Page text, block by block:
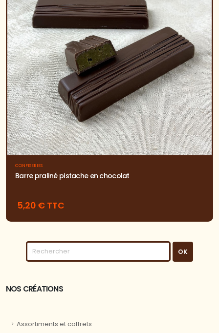
CONFISERIES
Barre praliné pistache en chocolat
5,20 € TTC
NOS CRÉATIONS
Assortiments et coffrets